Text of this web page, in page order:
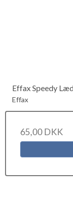
Effax Speedy
Effax
65,00 DKK